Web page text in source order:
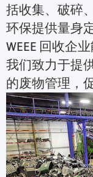
括收集、破碎
环保提供量身
WEEE 回收企
我们致力于提
的废物管理，